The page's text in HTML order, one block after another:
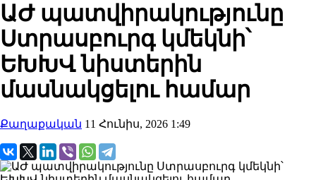
ԱԺ պատվիրակությունը
Ստրասբուրգ կմեկնի՝
ԵԽԽՎ նիստերին
մասնակցելու համար
Քաղաքական 11 Հունիս, 2026 1:49